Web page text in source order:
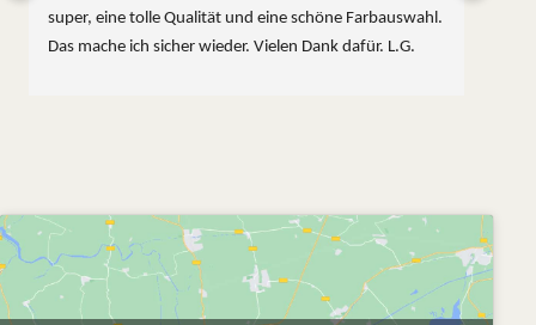
schöne Farbauswahl.
Dank dafür. L.G.
betreffs der Verpackung, genau meins!